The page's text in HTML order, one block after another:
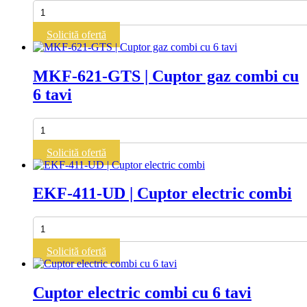
Cantitate
EKF-
423-
D-
UD
Cuptor
electric
combi
Solicită ofertă
MKF-621-GTS | Cuptor gaz combi cu
6 tavi
Cantitate
MKF-
621-
GTS
|
gaz
cu
tavi
Solicită ofertă
EKF-411-UD | Cuptor electric combi
Cantitate
EKF-
411-
UD
|
electric
Solicită ofertă
Cuptor electric combi cu 6 tavi